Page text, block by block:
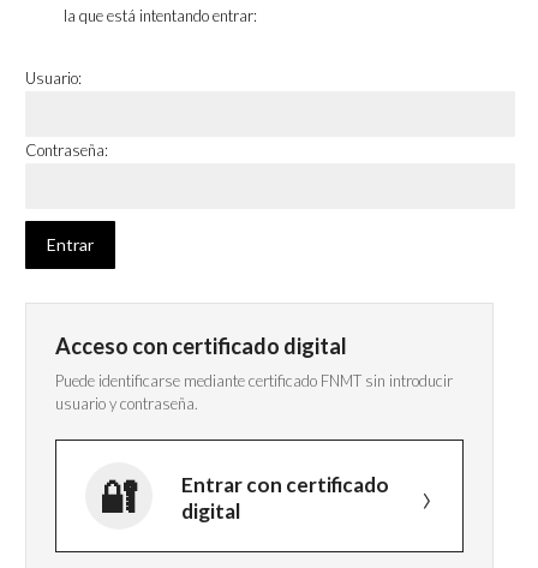
la que está intentando entrar:
Usuario:
Contraseña:
Acceso con certificado digital
Puede identificarse mediante certificado FNMT sin introducir
usuario y contraseña.
Entrar con certificado
digital